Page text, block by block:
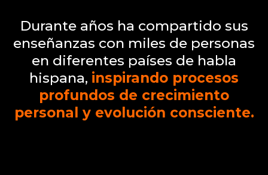
Durante años ha compartido sus
enseñanzas con miles de personas
en diferentes países de habla
hispana, inspirando procesos
profundos de crecimiento
personal y evolución consciente.